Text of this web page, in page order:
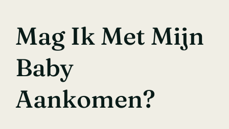
Mag Ik Met Mijn
Baby
Aankomen?